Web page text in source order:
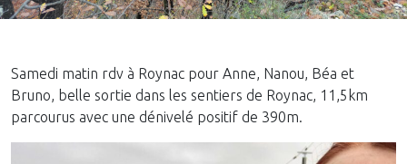
Samedi matin rdv à Roynac pour Anne, Nanou, Béa et
Bruno, belle sortie dans les sentiers de Roynac, 11,5km
parcourus avec une dénivelé positif de 390m.